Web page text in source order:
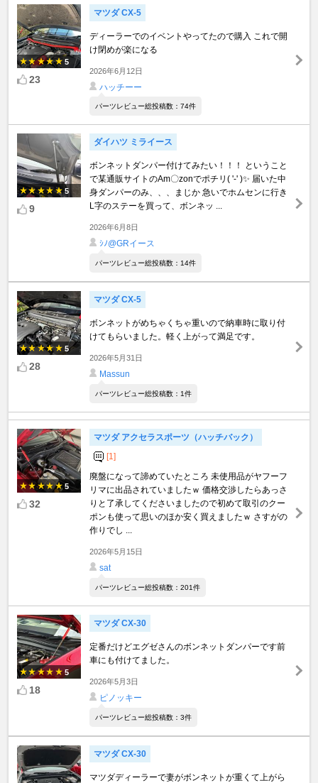
5
23
マツダ CX-5
ディーラーでのイベントやってたので購入 これで開
け閉めが楽になる
2026年6月12日
ハッチーー
パーツレビュー総投稿数：74件
5
9
ダイハツ ミライース
ボンネットダンパー付けてみたい！！！ ということ
で某通販サイトのAm〇zonでポチリ( '-' )✨️ 届いた中
身ダンパーのみ、、、まじか 急いでホムセンに行き
L字のステーを買って、ボンネッ ...
2026年6月8日
ｼﾉ@GRイース
パーツレビュー総投稿数：14件
5
28
マツダ CX-5
ボンネットがめちゃくちゃ重いので納車時に取り付
けてもらいました。軽く上がって満足です。
2026年5月31日
Massun
パーツレビュー総投稿数：1件
5
32
マツダ アクセラスポーツ（ハッチバック）
[1]
廃盤になって諦めていたところ 未使用品がヤフーフ
リマに出品されていましたｗ 価格交渉したらあっさ
りと了承してくださいましたので初めて取引のクー
ポンも使って思いのほか安く買えましたｗ さすがの
作りでし ...
2026年5月15日
sat
パーツレビュー総投稿数：201件
5
18
マツダ CX-30
定番だけどエグゼさんのボンネットダンパーです前
車にも付けてました。
2026年5月3日
ピノッキー
パーツレビュー総投稿数：3件
マツダ CX-30
マツダディーラーで妻がボンネットが重くて上がら